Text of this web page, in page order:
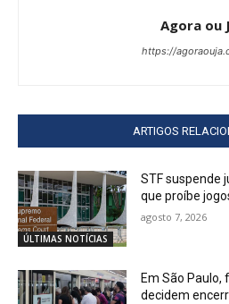
Agora ou
https://
ARTIGOS
ÚLTIMAS NOTÍCIAS
STF suspende
que proíbe
agosto 7, 2026
Em São Paulo,
decidem